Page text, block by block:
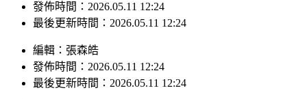
發佈時間：2026.05.11 12:24
最後更新時間：2026.05.11 12:24
編輯 ： 張森皓
發佈時間： 2026.05.11 12:24
最後更新時間： 2026.05.11 12:24